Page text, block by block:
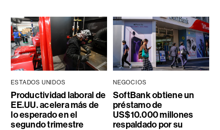
ESTADOS UNIDOS
Productividad laboral de
EE.UU. acelera más de
lo esperado en el
segundo trimestre
NEGOCIOS
SoftBank obtiene un
préstamo de
US$10.000 millones
respaldado por su